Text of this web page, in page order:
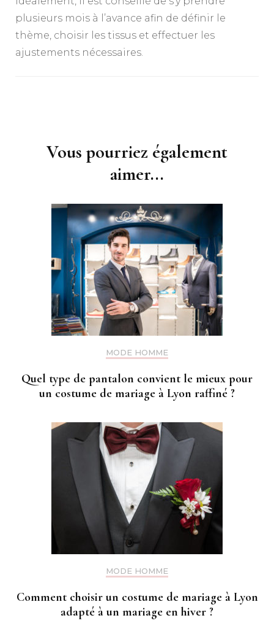
plusieurs mois à l’avance afin de définir le
thème, choisir les tissus et effectuer les
ajustements nécessaires.
Vous pourriez également
aimer...
MODE HOMME
Quel type de pantalon convient le mieux pour
un costume de mariage à Lyon raffiné ?
MODE HOMME
Comment choisir un costume de mariage à Lyon
adapté à un mariage en hiver ?